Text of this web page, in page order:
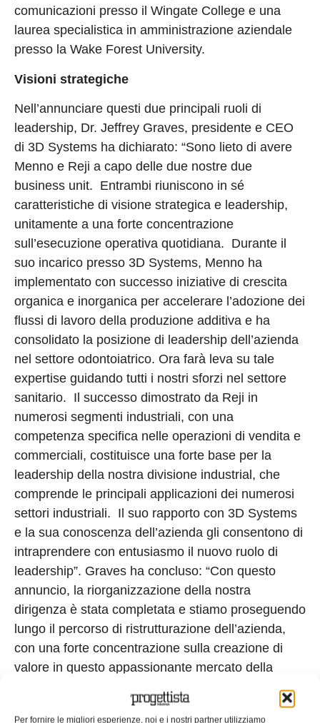
Per fornire le migliori esperienze, noi e i nostri partner utilizziamo
comunicazioni presso il Wingate College e una
laurea specialistica in amministrazione aziendale
presso la Wake Forest University.
Visioni strategiche
Nell’annunciare questi due principali ruoli di
leadership, Dr. Jeffrey Graves, presidente e CEO
di 3D Systems ha dichiarato: “Sono lieto di avere
Menno e Reji a capo delle due nostre due
business unit. Entrambi riuniscono in sé
caratteristiche di visione strategica e leadership,
unitamente a una forte concentrazione
sull’esecuzione operativa quotidiana. Durante il
suo incarico presso 3D Systems, Menno ha
implementato con successo iniziative di crescita
organica e inorganica per accelerare l’adozione dei
flussi di lavoro della produzione additiva e ha
consolidato la posizione di leadership dell’azienda
nel settore odontoiatrico. Ora farà leva su tale
expertise guidando tutti i nostri sforzi nel settore
sanitario. Il successo dimostrato da Reji in
numerosi segmenti industriali, con una
competenza specifica nelle operazioni di vendita e
commerciali, costituisce una forte base per la
leadership della nostra divisione industrial, che
comprende le principali applicazioni dei numerosi
settori industriali. Il suo rapporto con 3D Systems
e la sua conoscenza dell’azienda gli consentono di
intraprendere con entusiasmo il nuovo ruolo di
leadership”. Graves ha concluso: “Con questo
annuncio, la riorganizzazione della nostra
dirigenza è stata completata e stiamo proseguendo
lungo il percorso di ristrutturazione dell’azienda,
con una forte concentrazione sulla creazione di
valore in questo appassionante mercato della
Tag: Aziende Menno Ellis Nomine Persone